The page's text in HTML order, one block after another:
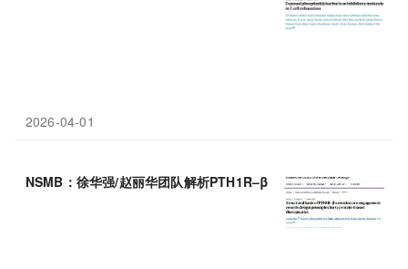
2026-04-01
NSMB：徐华强/赵丽华团队解析PTH1R–β-arrestin核心结合结构